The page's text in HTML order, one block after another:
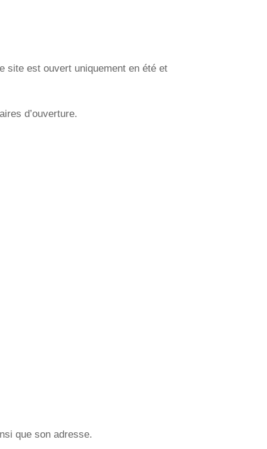
site est ouvert uniquement en été et
d’ouverture.
que son adresse.